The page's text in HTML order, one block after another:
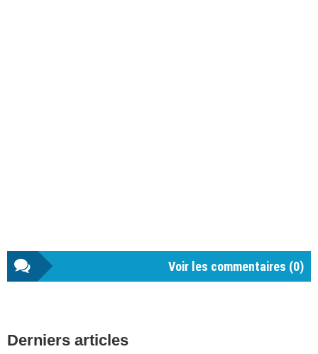
Voir les commentaires (0)
latérale
Derniers articles